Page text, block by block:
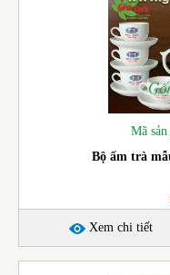
Mã
Bộ ấm trà
Xem chi tiết